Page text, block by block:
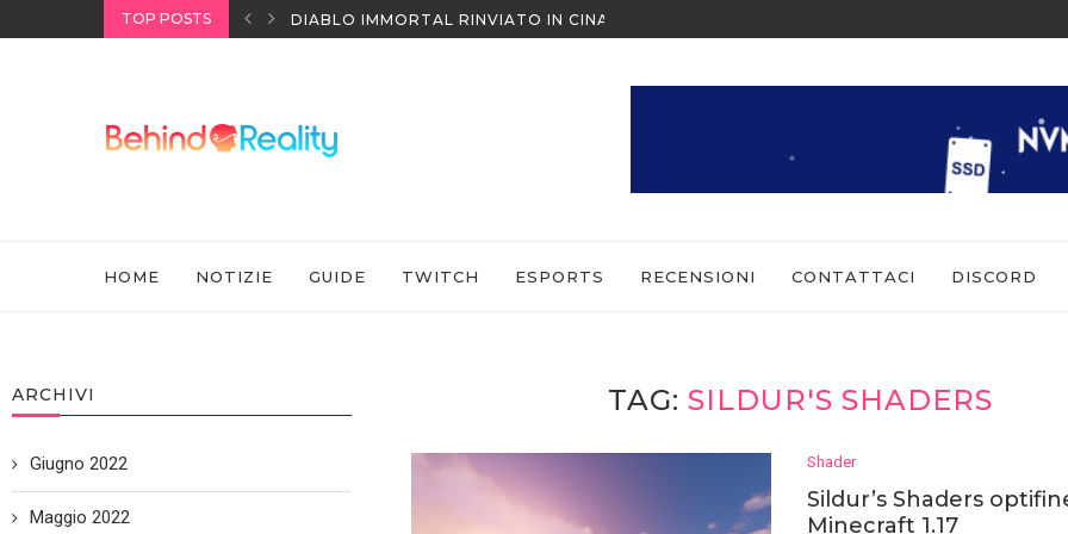
TOP POSTS
SONY DIABLO IMMORTAL RINVIATO IN CINA ALL’ULTIMO MOMENTO
HOME NOTIZIE GUIDE TWITCH ESPORTS RECENSIONI CONTATTACI DISCORD
TAG:SILDUR'S SHADERS
Shader
Sildur’s Shaders
Minecraft 1.17
ARCHIVI
Giugno 2022
Maggio 2022